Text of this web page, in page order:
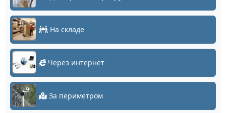
На складе
Через интернет
За периметром